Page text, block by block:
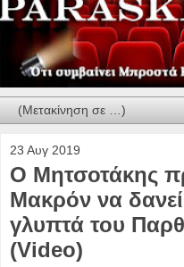
23 Αυγ 2019
Ο Μητσοτάκης
Μακρόν να
γλυπτά του
(Video)